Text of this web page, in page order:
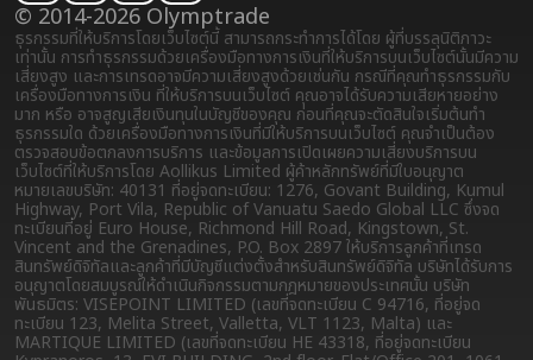
© 2014-2026 Olymptrade
ธุรกรรมที่ให้บริการโดยเว็บไซต์นี้ สามารถกระทำการได้โดย ผู้ที่บรรลุนิติภาวะ
เท่านั้น การทำธุรกรรมด้วยเครื่องมือทางการเงินที่ให้บริการบนเว็บไซต์นั้นมีความ
เสี่ยงสูง และการเทรดอาจมีความเสี่ยงสูงด้วยเช่นกัน กรณีที่คุณทำธุรกรรมกับ
เครื่องมือทางการเงิน ที่ให้บริการบนเว็บไซต์ คุณอาจได้รับความเสียหายอย่าง
มาก หรือ อาจสูญเสียเงินทุนในบัญชีของคุณ ก่อนที่คุณจะตัดสินใจเริ่มต้นทำ
ธุรกรรมใด ด้วยเครื่องมือทางการเงินที่มีให้บริการบนเว็บไซต์ คุณจำเป็นต้อง
ตรวจสอบข้อตกลงการบริการ และข้อมูลการเปิดเผยความเสี่ยงบริการบน
เว็บไซต์ที่ให้บริการโดย Aollikus Limited ผู้ค้าหลักทรัพย์ที่มีใบอนุญาต
หมายเลขบริษัท: 40131 ที่อยู่จดทะเบียน: 1276, Govant Building, Kumul
Highway, Port Vila, Republic of Vanuatu Saedo Global LLC ซึ่งจด
ทะเบียนที่อยู่ Euro House, Richmond Hill Road, Kingstown, St.
Vincent and the Grenadines, P.O. Box 2897 ให้บริการลูกค้าที่เทรด
สินทรัพย์ดิจิทัลและลูกค้าที่มีบัญชีแต่งตั้งสำหรับสินทรัพย์ดิจิทัล บริษัทได้รับการ
อนุญาตโดยสมบูรณ์ให้ดำเนินกิจกรรมตามกฎหมายของประเทศนั้น บริษัท
พันธมิตร: VISEPOINT LIMITED (เลขที่จดทะเบียน C 94716, ที่อยู่จด
ทะเบียน 123, Melita Street, Valletta, VLT 1123, Malta) และ
MARTIQUE LIMITED (เลขที่จดทะเบียน HE 43318, ที่อยู่จดทะเบียน